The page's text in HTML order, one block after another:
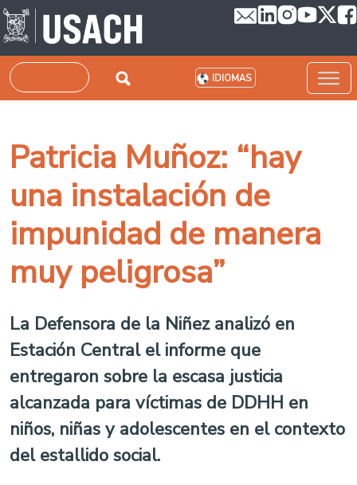
Pasar al contenido principal
Buscar IDIOMAS
Patricia Muñoz: “hay
una instalación de
impunidad de manera
muy peligrosa”
La Defensora de la Niñez analizó en
Estación Central el informe que
entregaron sobre la escasa justicia
alcanzada para víctimas de DDHH en
niños, niñas y adolescentes en el contexto
del estallido social.